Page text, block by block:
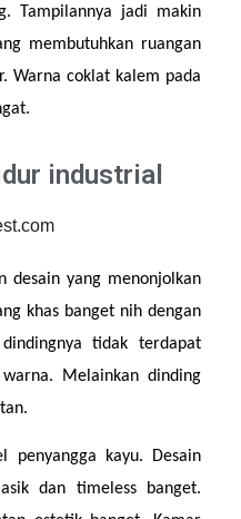
Tampilannya jadi makin
membutuhkan ruangan
Warna coklat kalem pada
industrial
desain yang menonjolkan
khas banget nih dengan
tidak terdapat
Melainkan dinding
penyangga kayu. Desain
dan timeless banget.